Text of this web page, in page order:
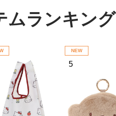
ムランキング
NEW
5